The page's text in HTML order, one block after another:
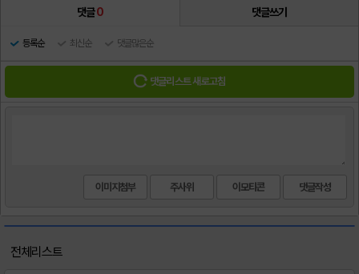
댓글0 댓글쓰기
등록순 최신순 댓글많은순
댓글리스트 새로고침
이미지첨부 주사위 이모티콘
전체리스트